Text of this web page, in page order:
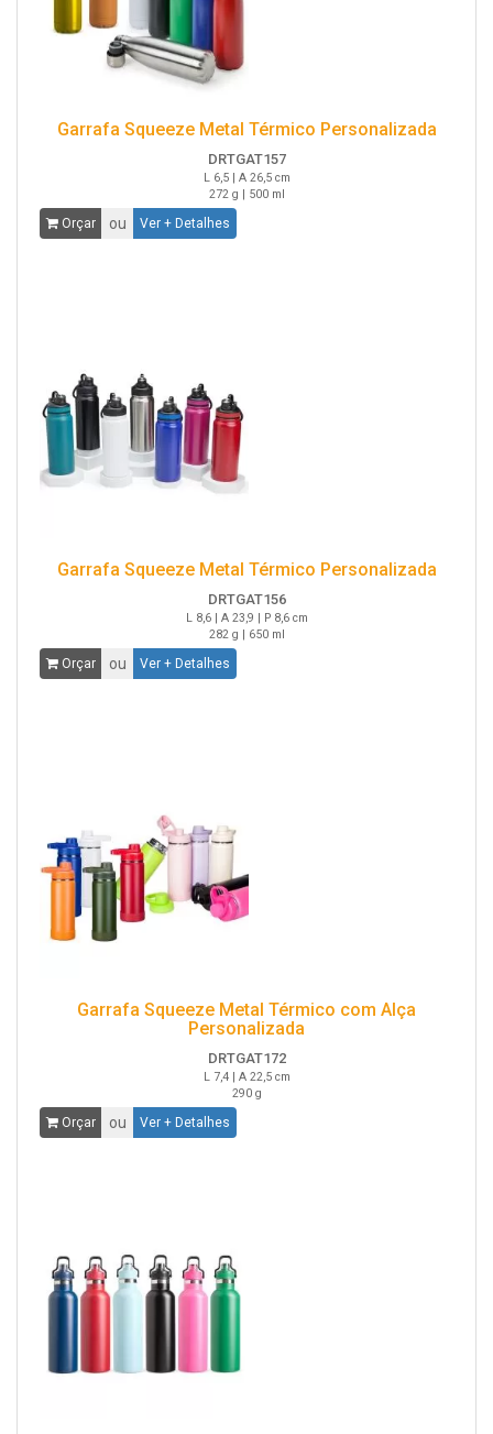
Garrafa Squeeze Metal Térmico Personalizada
DRTGAT157
L 6,5 | A 26,5 cm
272 g | 500 ml
Orçar ou Ver + Detalhes
Garrafa Squeeze Metal Térmico Personalizada
DRTGAT156
L 8,6 | A 23,9 | P 8,6 cm
282 g | 650 ml
Orçar ou Ver + Detalhes
Garrafa Squeeze Metal Térmico com Alça
Personalizada
DRTGAT172
L 7,4 | A 22,5 cm
290 g
Orçar ou Ver + Detalhes